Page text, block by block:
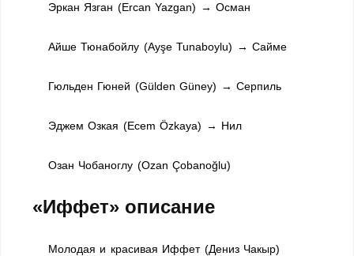
Эркан Язган (Ercan Yazgan) → Осман
Айше Тюнабойлу (Ayşe Tunaboylu) → Сайме
Гюльден Гюней (Gülden Güney) → Серпиль
Эджем Озкая (Ecem Özkaya) → Нил
Озан Чобаноглу (Ozan Çobanoğlu)
«Иффет» описание
Молодая и красивая Иффет (Дениз Чакыр)